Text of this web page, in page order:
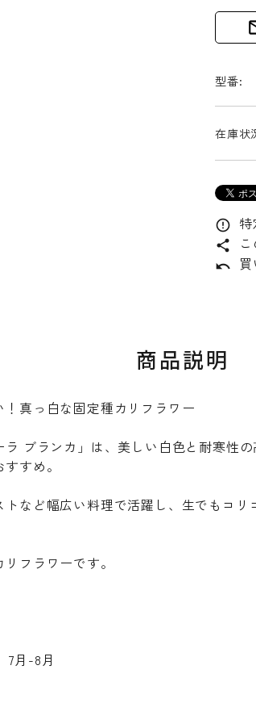
型番:
在庫状
error_outline
share
undo
商品説明
真っ白な固定種カリフラワー
ブランカ」は、美しい白色と耐寒性
すめ。
など幅広い料理で活躍し、生でもコ
フラワーです。
7月-8月